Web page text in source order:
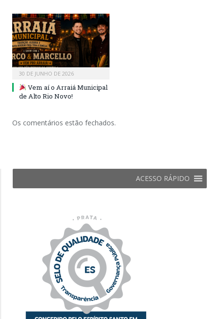
30 DE JUNHO DE 2026
Vem aí o Arraiá Municipal
de Alto Rio Novo!
Os comentários estão fechados.
ACESSO RÁPIDO